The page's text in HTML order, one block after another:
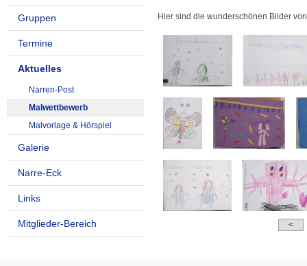
Gruppen
Termine
Aktuelles
Narren-Post
Malwettbewerb
Malvorlage & Hörspiel
Galerie
Narre-Eck
Links
Mitglieder-Bereich
Hier sind die wunderschönen Bilder
<